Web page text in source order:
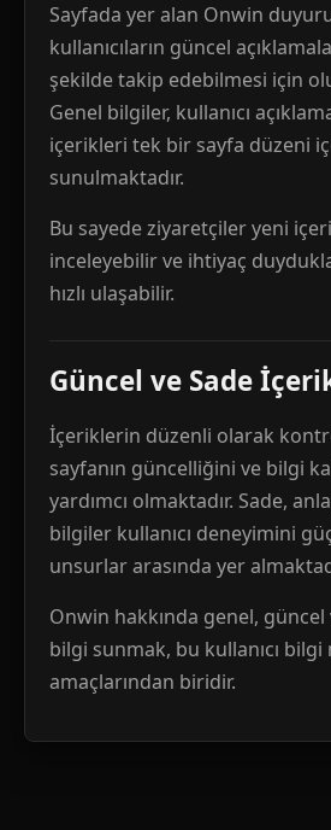
Sayfada yer alan Onwin
kullanıcıların güncel
şekilde takip edebilmesi için
Genel bilgiler, kullanıcı
içerikleri tek bir sayfa düzeni
sunulmaktadır.
Bu sayede ziyaretçiler yeni
inceleyebilir ve ihtiyaç
hızlı ulaşabilir.
Güncel ve Sade
İçeriklerin düzenli olarak
sayfanın güncelliğini ve bilgi
yardımcı olmaktadır. Sade,
bilgiler kullanıcı deneyimini
unsurlar arasında yer
Onwin hakkında genel, güncel
bilgi sunmak, bu kullanıcı
amaçlarından biridir.